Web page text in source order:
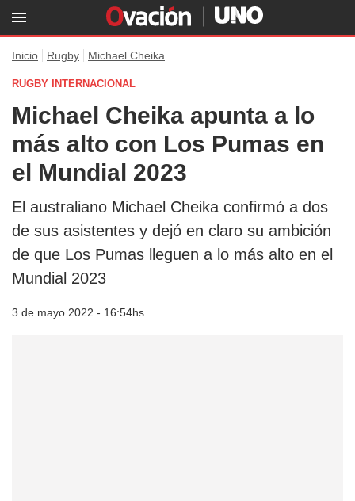
Inicio Rugby Michael Cheika
RUGBY INTERNACIONAL
Michael Cheika apunta a lo
más alto con Los Pumas en
el Mundial 2023
El australiano Michael Cheika confirmó a dos
de sus asistentes y dejó en claro su ambición
de que Los Pumas lleguen a lo más alto en el
Mundial 2023
3 de mayo 2022 - 16:54hs